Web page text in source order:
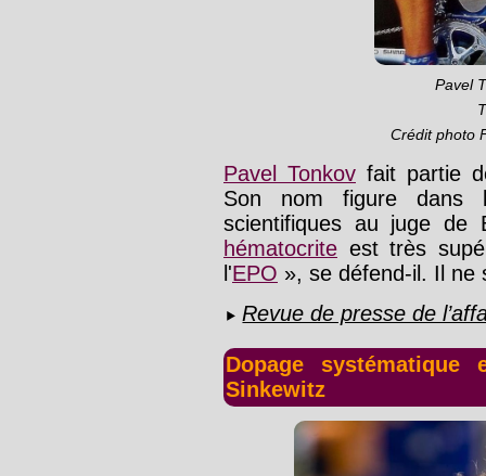
Pavel
Crédit photo
Pavel Tonkov fait partie
Son nom figure dans
scientifiques au juge de
hématocrite est très
l'EPO », se défend-il. Il ne
Revue de presse de
Dopage
Sinkewitz